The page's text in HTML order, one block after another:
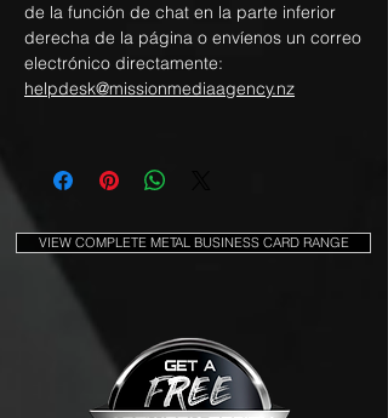
de la función de chat en la parte inferior
derecha de la página o envíenos un correo
electrónico directamente:
helpdesk@missionmediaagency.nz
VIEW COMPLETE METAL BUSINESS CARD RANGE